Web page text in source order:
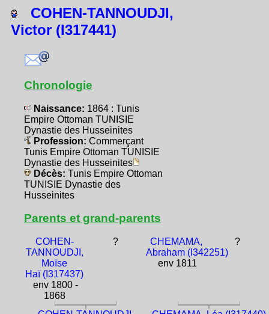
COHEN-TANNOUDJI,
Victor (I317441)
Chronologie
Naissance: 1864 : Tunis
Empire Ottoman TUNISIE
Dynastie des Husseinites
Profession: Commerçant
Tunis Empire Ottoman TUNISIE
Dynastie des Husseinites
Décès: Tunis Empire Ottoman
TUNISIE Dynastie des
Husseinites
Parents et grand-parents
COHEN-
TANNOUDJI,
Moïse
Haï (I317437)
env 1800 -
1868
?
CHEMAMA,
Abraham (I342251)
env 1811
?